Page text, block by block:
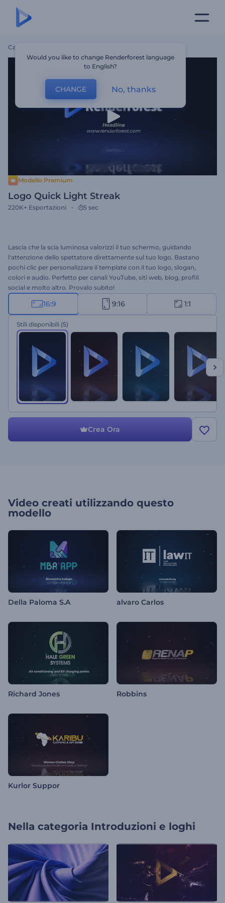
Casa
Modello Premium
Logo Quick Light Streak
220K+ Esportazioni 5 sec
Lascia che la scia luminosa valorizzi il tuo schermo, guidando
l'attenzione dello spettatore direttamente sul tuo logo. Bastano
pochi clic per personalizzare il template con il tuo logo, slogan,
colori e audio. Perfetto per canali YouTube, siti web, blog, profili
social e molto altro. Provalo subito!
16:9 9:16 1:1
Stili disponibili (5)
Crea Ora
Video creati utilizzando questo
modello
Della Paloma S.A alvaro Carlos
Richard Jones Robbins
Kurlor Suppor
Nella categoria Introduzioni e loghi
Would you like to change Renderforest language
to English?
CHANGE No, thanks